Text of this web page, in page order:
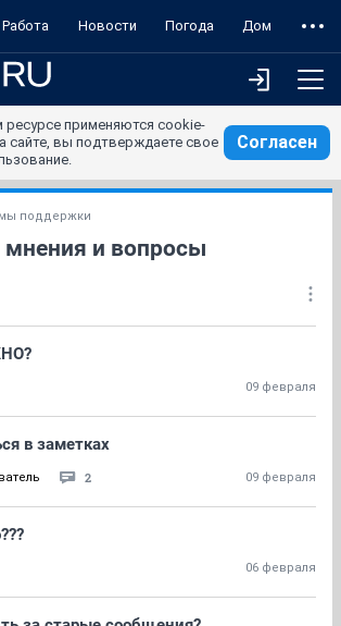
Работа Новости Погода Дом
применяются cookie-
сайте, вы подтверждаете свое
Согласен
поддержки
и вопросы
09 февраля
в заметках
2 09 февраля
06 февраля